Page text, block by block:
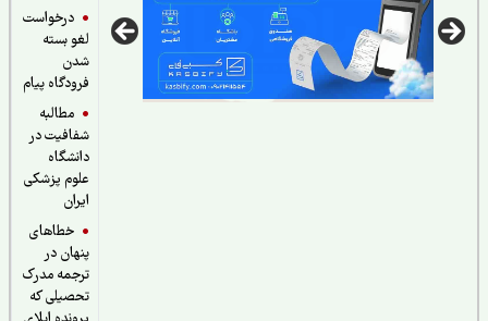
درخواست
لغو بسته
فرودگاه پیام
مطالبه
شفافیت در
دانشگاه
علوم پزشکی
خطاهای
پنهان در
ترجمه مدرک
تحصیلی که